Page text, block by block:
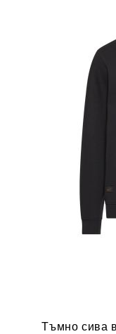
Тъмно сива